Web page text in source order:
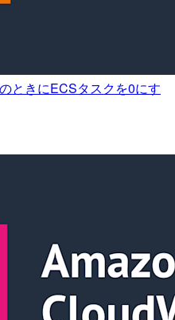
ときにECSタスクを0にす